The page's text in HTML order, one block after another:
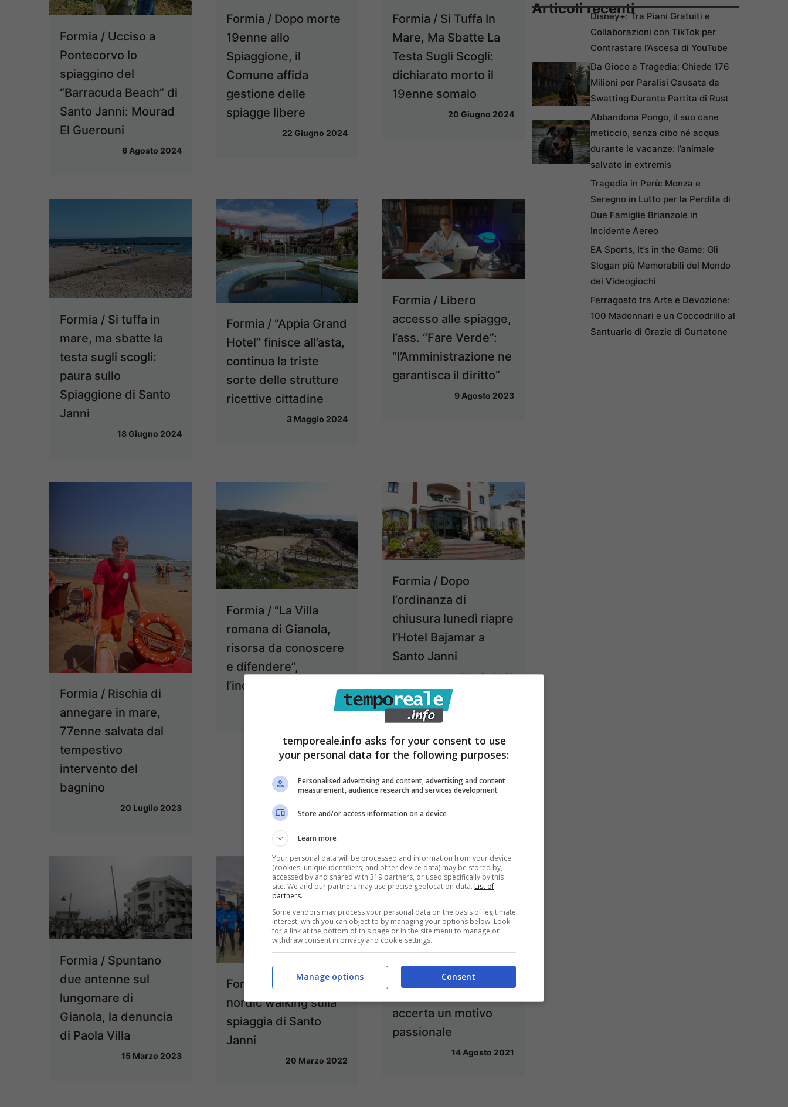
Formia / Ucciso a
Pontecorvo lo
spiaggino del
“Barracuda Beach” di
Santo Janni: Mourad
El Guerouni
6 Agosto 2024
Formia / Dopo morte
19enne allo
Spiaggione, il
Comune affida
gestione delle
spiagge libere
22 Giugno 2024
Formia / Si Tuffa In
Mare, Ma Sbatte La
Testa Sugli Scogli:
dichiarato morto il
19enne somalo
20 Giugno 2024
Formia / Si tuffa in
mare, ma sbatte la
testa sugli scogli:
paura sullo
Spiaggione di Santo
Janni
18 Giugno 2024
Formia / “Appia Grand
Hotel” finisce all’asta,
continua la triste
sorte delle strutture
ricettive cittadine
3 Maggio 2024
Formia / Libero
accesso alle spiagge,
l’ass. “Fare Verde”:
“l’Amministrazione ne
garantisca il diritto”
9 Agosto 2023
Formia / Rischia di
annegare in mare,
77enne salvata dal
tempestivo
intervento del
bagnino
20 Luglio 2023
Formia / “La Villa
romana di Gianola,
risorsa da conoscere
e difendere”,
l’incontro [VIDEO]
26 Aprile 2023
Formia / Dopo
l’ordinanza di
chiusura lunedì riapre
l’Hotel Bajamar a
Santo Janni
2 Aprile 2023
Formia / Spuntano
due antenne sul
lungomare di
Gianola, la denuncia
di Paola Villa
15 Marzo 2023
Formia / Lezione di
nordic walking sulla
spiaggia di Santo
Janni
20 Marzo 2022
Formia / Bottiglia
incendiaria a Santo
accerta un motivo
passionale
14 Agosto 2021
Articoli recentiDisney+: Tra Piani Gratuiti e
Collaborazioni con TikTok per
Contrastare l’Ascesa di YouTube
Da Gioco a Tragedia: Chiede 176
Milioni per Paralisi Causata da
Swatting Durante Partita di Rust
Abbandona Pongo, il suo cane
meticcio, senza cibo né acqua
durante le vacanze: l’animale
salvato in extremis
Tragedia in Perù: Monza e
Seregno in Lutto per la Perdita di
Due Famiglie Brianzole in
Incidente Aereo
EA Sports, It’s in the Game: Gli
Slogan più Memorabili del Mondo
dei Videogiochi
Ferragosto tra Arte e Devozione:
100 Madonnari e un Coccodrillo al
Santuario di Grazie di Curtatone
temporeale.info asks for your consent to use
your personal data for the following purposes:
Personalised advertising and content, advertising and content
measurement, audience research and services development
Store and/or access information on a device
Learn more
Your personal data will be processed and information from your device
(cookies, unique identifiers, and other device data) may be stored by,
accessed by and shared with 319 partners, or used specifically by this
site. We and our partners may use precise geolocation data. List of
partners.
Some vendors may process your personal data on the basis of legitimate
interest, which you can object to by managing your options below. Look
for a link at the bottom of this page or in the site menu to manage or
withdraw consent in privacy and cookie settings.
Consent
Manage options